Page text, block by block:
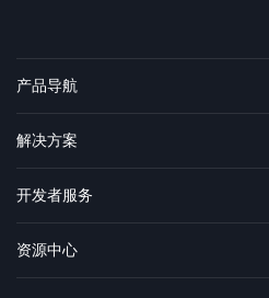
产品导航
解决方案
开发者服务
资源中心